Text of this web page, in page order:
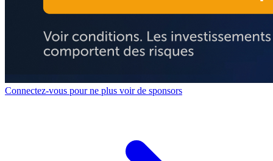
Connectez-vous pour ne plus voir de sponsors